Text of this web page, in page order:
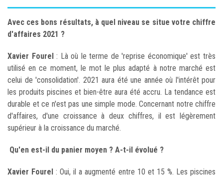
Avec ces bons résultats, à quel niveau se situe votre chiffre
d'affaires 2021 ?
Xavier Fourel: Là où le terme de 'reprise économique' est très
utilisé en ce moment, le mot le plus adapté à notre marché est
celui de 'consolidation'. 2021 aura été une année où l'intérêt pour
les produits piscines et bien-être aura été accru. La tendance est
durable et ce n'est pas une simple mode. Concernant notre chiffre
d'affaires, d'une croissance à deux chiffres, il est légèrement
supérieur à la croissance du marché.
Qu'en est-il du panier moyen ? A-t-il évolué ?
Xavier Fourel : Oui, il a augmenté entre 10 et 15 %. Les piscines